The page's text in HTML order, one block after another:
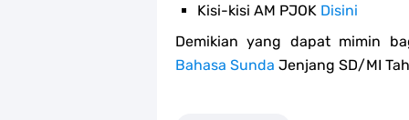
Kisi-kisi AM PJOK Disini
Demikian yang dapat mimin
Bahasa Sunda Jenjang SD/MI